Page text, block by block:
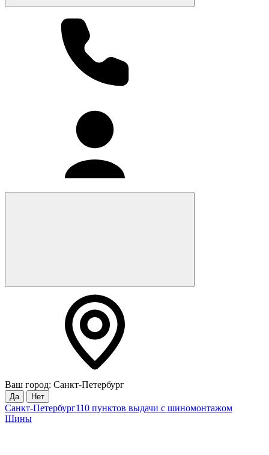
Ваш город: Санкт-Петербург
Да Нет
Санкт-Петербург110 пунктов выдачи с шиномонтажом
Шины